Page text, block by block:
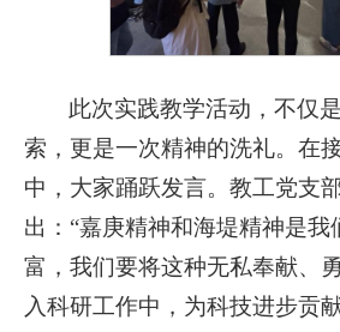
此次实践教学活动，不仅
索，更是一次精神的洗礼。在
中，大家踊跃发言。教工党支
出：“嘉庚精神和海堤精神是我
富，我们要将这种无私奉献、
入科研工作中，为科技进步贡